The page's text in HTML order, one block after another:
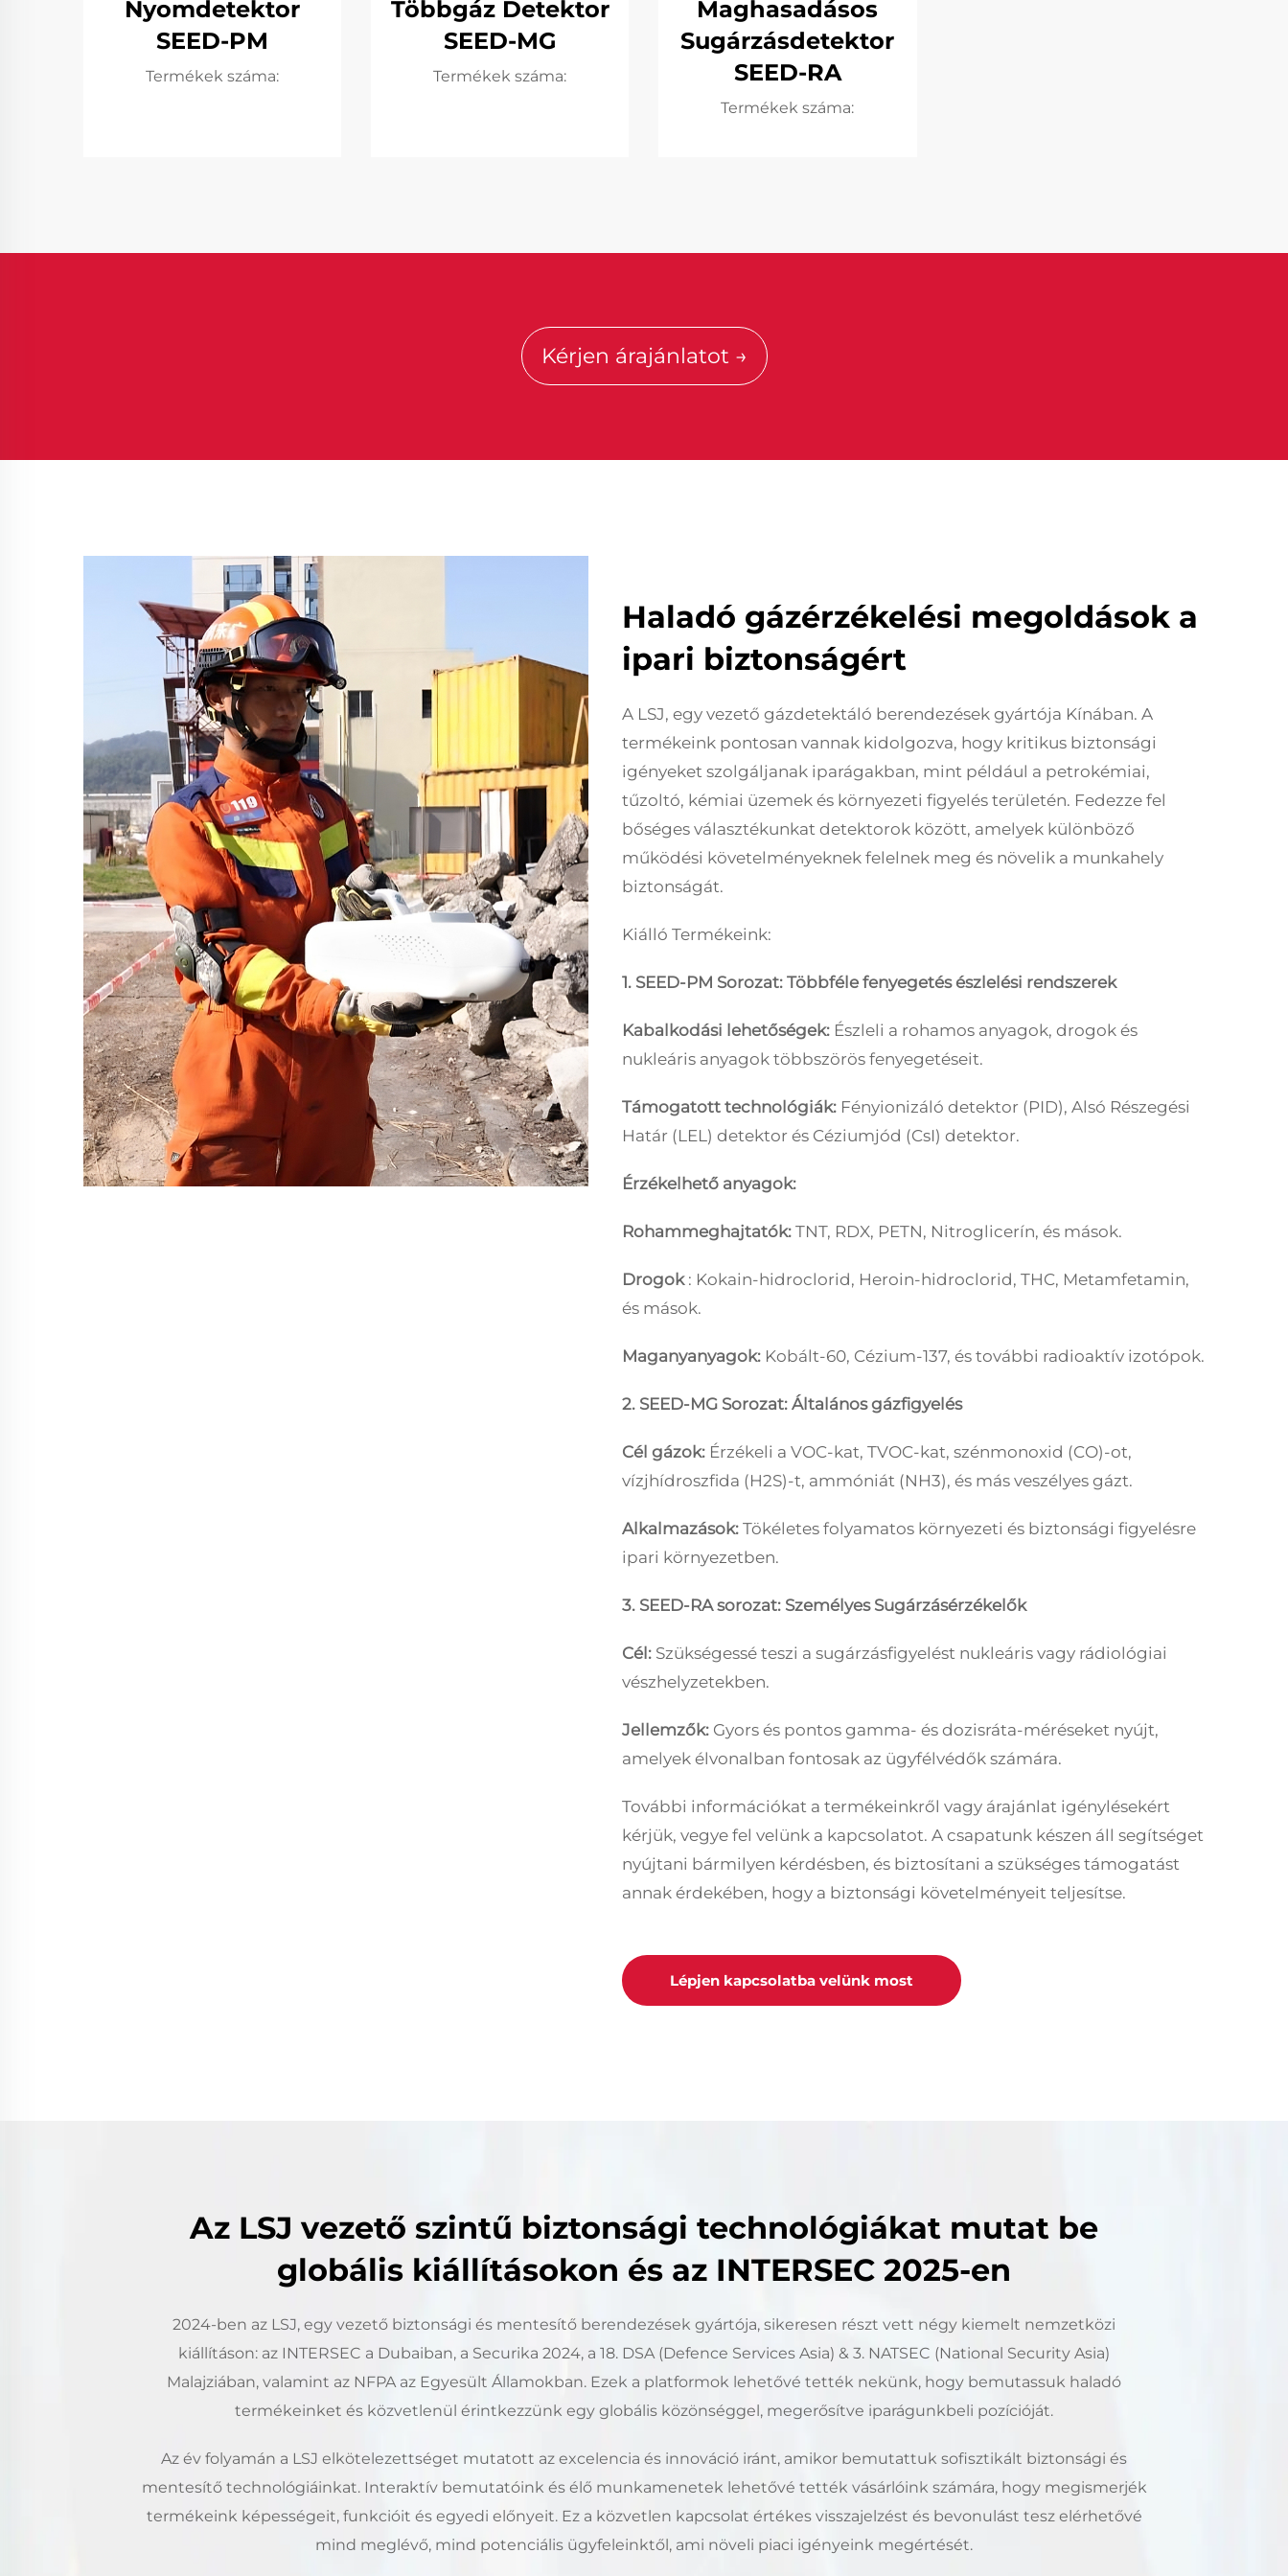
Nyomdetektor
SEED-PM
Termékek száma:
Többgáz Detektor
SEED-MG
Termékek száma:
Maghasadásos
Sugárzásdetektor
SEED-RA
Termékek száma:
Kérjen árajánlatot →
Haladó gázérzékelési megoldások a
ipari biztonságért
A LSJ, egy vezető gázdetektáló berendezések gyártója Kínában. A
termékeink pontosan vannak kidolgozva, hogy kritikus biztonsági
igényeket szolgáljanak iparágakban, mint például a petrokémiai,
tűzoltó, kémiai üzemek és környezeti figyelés területén. Fedezze fel
bőséges választékunkat detektorok között, amelyek különböző
működési követelményeknek felelnek meg és növelik a munkahely
biztonságát.
Kiálló Termékeink:
1. SEED-PM Sorozat: Többféle fenyegetés észlelési rendszerek
Kabalkodási lehetőségek: Észleli a rohamos anyagok, drogok és
nukleáris anyagok többszörös fenyegetéseit.
Támogatott technológiák: Fényionizáló detektor (PID), Alsó Részegési
Határ (LEL) detektor és Céziumjód (CsI) detektor.
Érzékelhető anyagok:
Rohammeghajtatók: TNT, RDX, PETN, Nitroglicerín, és mások.
Drogok : Kokain-hidroclorid, Heroin-hidroclorid, THC, Metamfetamin,
és mások.
Maganyanyagok: Kobált-60, Cézium-137, és további radioaktív izotópok.
2. SEED-MG Sorozat: Általános gázfigyelés
Cél gázok: Érzékeli a VOC-kat, TVOC-kat, szénmonoxid (CO)-ot,
vízjhídroszfida (H2S)-t, ammóniát (NH3), és más veszélyes gázt.
Alkalmazások: Tökéletes folyamatos környezeti és biztonsági figyelésre
ipari környezetben.
3. SEED-RA sorozat: Személyes Sugárzásérzékelők
Cél: Szükségessé teszi a sugárzásfigyelést nukleáris vagy rádiológiai
vészhelyzetekben.
Jellemzők: Gyors és pontos gamma- és dozisráta-méréseket nyújt,
amelyek élvonalban fontosak az ügyfélvédők számára.
További információkat a termékeinkről vagy árajánlat igénylésekért
kérjük, vegye fel velünk a kapcsolatot. A csapatunk készen áll segítséget
nyújtani bármilyen kérdésben, és biztosítani a szükséges támogatást
annak érdekében, hogy a biztonsági követelményeit teljesítse.
Lépjen kapcsolatba velünk most
Az LSJ vezető szintű biztonsági technológiákat mutat be
globális kiállításokon és az INTERSEC 2025-en
2024-ben az LSJ, egy vezető biztonsági és mentesítő berendezések gyártója, sikeresen részt vett négy kiemelt nemzetközi
kiállításon: az INTERSEC a Dubaiban, a Securika 2024, a 18. DSA (Defence Services Asia) & 3. NATSEC (National Security Asia)
Malajziában, valamint az NFPA az Egyesült Államokban. Ezek a platformok lehetővé tették nekünk, hogy bemutassuk haladó
termékeinket és közvetlenül érintkezzünk egy globális közönséggel, megerősítve iparágunkbeli pozícióját.
Az év folyamán a LSJ elkötelezettséget mutatott az excelencia és innováció iránt, amikor bemutattuk sofisztikált biztonsági és
mentesítő technológiáinkat. Interaktív bemutatóink és élő munkamenetek lehetővé tették vásárlóink számára, hogy megismerjék
termékeink képességeit, funkcióit és egyedi előnyeit. Ez a közvetlen kapcsolat értékes visszajelzést és bevonulást tesz elérhetővé
mind meglévő, mind potenciális ügyfeleinktől, ami növeli piaci igényeink megértését.